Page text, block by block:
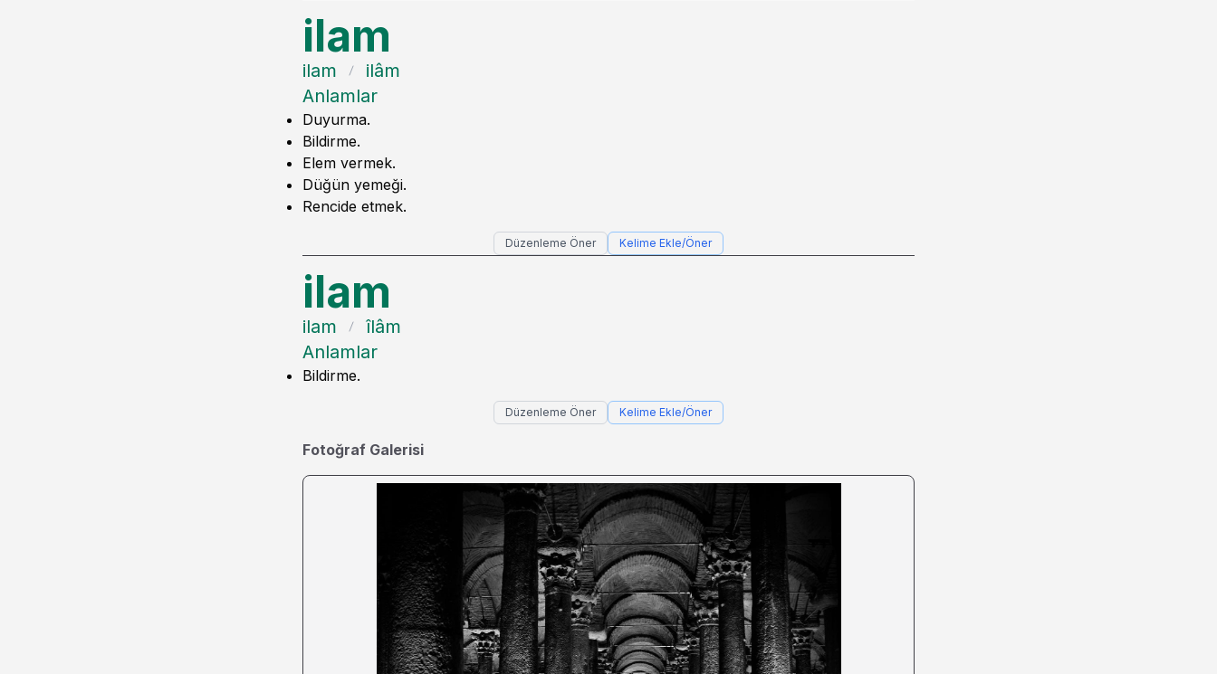
ilam
ilam
ilâm
Anlamlar
Duyurma.
Bildirme.
Elem vermek.
Düğün yemeği.
Rencide etmek.
Düzenleme Öner Kelime Ekle/Öner
ilam
ilam
îlâm
Anlamlar
Bildirme.
Düzenleme Öner Kelime Ekle/Öner
Fotoğraf Galerisi